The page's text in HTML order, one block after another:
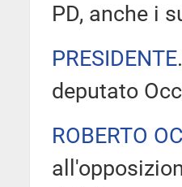
PD, anche i
PRESIDENTE
deputato
ROBERTO